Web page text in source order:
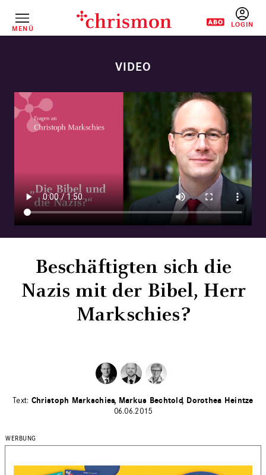
InhaltMENÜ
Beschäftigten sich die
Nazis mit der Bibel, Herr
Markschies?
Christoph Markschies Markus Bechtold Dorothea Heintze
06.06.2015